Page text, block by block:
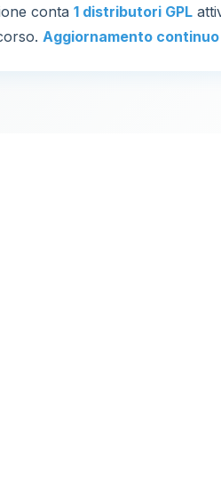
conta 1 distributori GPL
Aggiornamento continuo